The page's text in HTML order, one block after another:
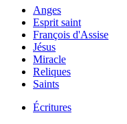
Anges
Esprit saint
François d'Assise
Jésus
Miracle
Reliques
Saints
Écritures